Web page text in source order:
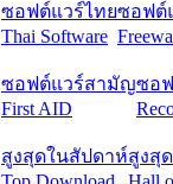
ซอฟต์แวร์ไทย
Thai Software
ซอฟต์
ซอฟต์แวร์สามัญ
First AID
ซอ
สูงสุดในสัปดาห์สูงสุ